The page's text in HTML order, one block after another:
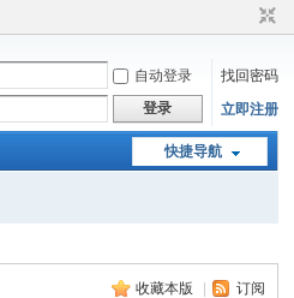
自动登录
找回密码
登录 立即注册
快捷导航
收藏本版 订阅